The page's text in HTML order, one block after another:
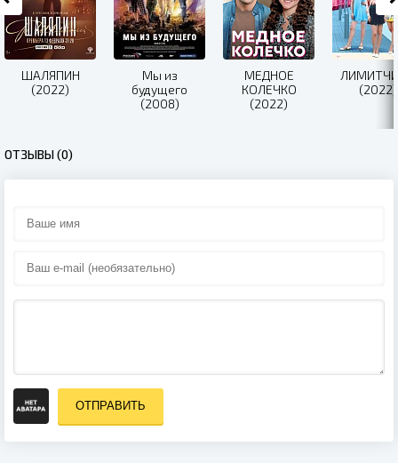
ШАЛЯПИН
(2022)
Мы из
будущего
(2008)
МЕДНОЕ
КОЛЕЧКО
(2022)
(2022)
ОТЗЫВЫ (0)
ОТПРАВИТЬ